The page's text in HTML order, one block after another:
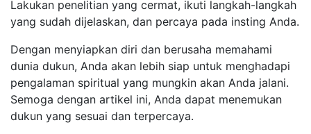
Lakukan penelitian yang cermat, ikuti langkah-langkah
yang sudah dijelaskan, dan percaya pada insting Anda.
Dengan menyiapkan diri dan berusaha memahami
dunia dukun, Anda akan lebih siap untuk menghadapi
pengalaman spiritual yang mungkin akan Anda jalani.
Semoga dengan artikel ini, Anda dapat menemukan
dukun yang sesuai dan terpercaya.